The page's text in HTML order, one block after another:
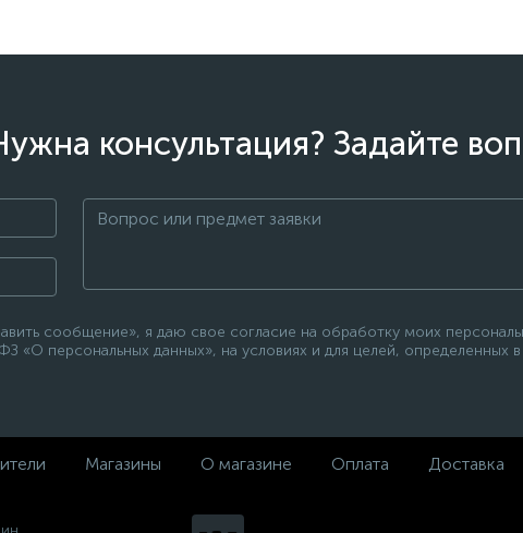
консультация? Задайте
сообщение», я даю свое согласие на обработку моих
«О персональных данных», на условиях и для целей, определенных
Магазины О магазине Оплата Доставка